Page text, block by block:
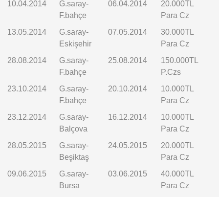
10.04.2014
G.saray-
F.bahçe
06.04.2014
20.000TL
Para Cz
13.05.2014
G.saray-
Eskişehir
07.05.2014
30.000TL
Para Cz
28.08.2014
G.saray-
F.bahçe
25.08.2014
150.000TL
P.Czs
23.10.2014
G.saray-
F.bahçe
20.10.2014
10.000TL
Para Cz
23.12.2014
G.saray-
Balçova
16.12.2014
10.000TL
Para Cz
28.05.2015
G.saray-
Beşiktaş
24.05.2015
20.000TL
Para Cz
09.06.2015
G.saray-
Bursa
03.06.2015
40.000TL
Para Cz